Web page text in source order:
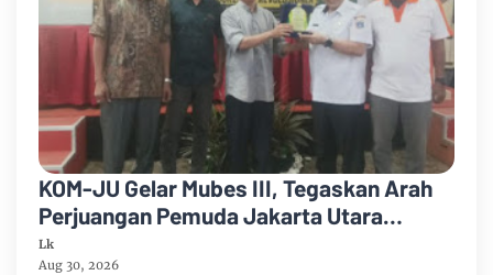
KOM-JU Gelar Mubes III, Tegaskan Arah
Perjuangan Pemuda Jakarta Utara
Berbasis Pancasila
Lk
Aug 30, 2026